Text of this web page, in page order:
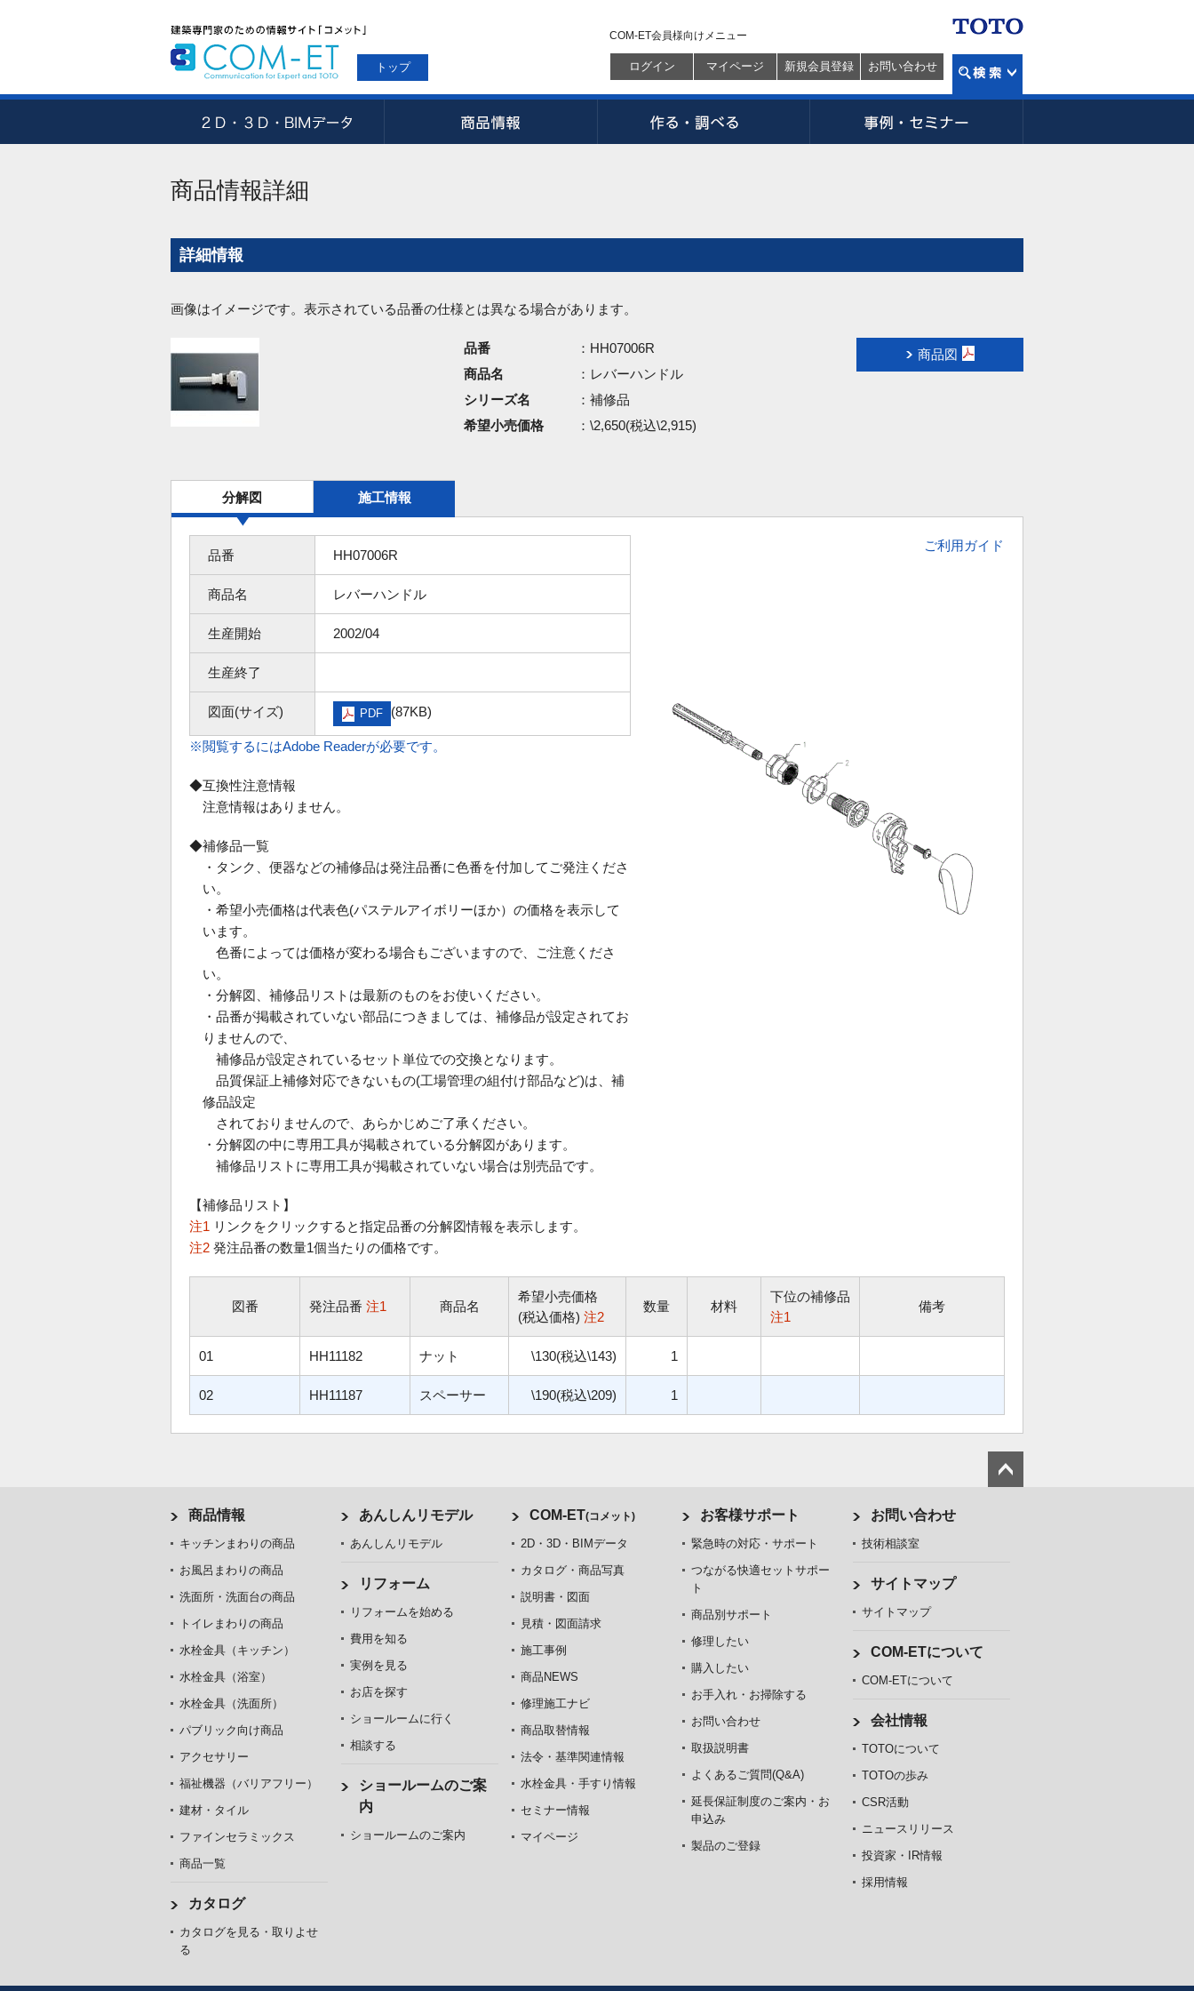
トップ
COM-ET会員様向けメニュー
ログイン マイページ 新規会員登録 お問い合わせ
商品情報詳細
詳細情報
画像はイメージです。表示されている品番の仕様とは異なる場合があります。
品番
：HH07006R
商品名
：レバーハンドル
シリーズ名
：補修品
希望小売価格
：\2,650(税込\2,915)
商品図
分解図 施工情報
品番 HH07006R
商品名 レバーハンドル
生産開始 2002/04
生産終了
図面(サイズ) PDF (87KB)
※閲覧するにはAdobe Readerが必要です。
◆互換性注意情報
注意情報はありません。
◆補修品一覧
・タンク、便器などの補修品は発注品番に色番を付加してご発注くださ
い。
・希望小売価格は代表色(パステルアイボリーほか）の価格を表示して
います。
色番によっては価格が変わる場合もございますので、ご注意くださ
い。
・分解図、補修品リストは最新のものをお使いください。
・品番が掲載されていない部品につきましては、補修品が設定されてお
りませんので、
補修品が設定されているセット単位での交換となります。
品質保証上補修対応できないもの(工場管理の組付け部品など)は、補
修品設定
されておりませんので、あらかじめご了承ください。
・分解図の中に専用工具が掲載されている分解図があります。
補修品リストに専用工具が掲載されていない場合は別売品です。
ご利用ガイド
【補修品リスト】
注1 リンクをクリックすると指定品番の分解図情報を表示します。
注2 発注品番の数量1個当たりの価格です。
図番 発注品番 注1 商品名
希望小売価格
(税込価格) 注2
数量 材料
下位の補修品
注1
備考
01 HH11182 ナット \130(税込\143) 1
02 HH11187 スペーサー \190(税込\209) 1
商品情報
キッチンまわりの商品
お風呂まわりの商品
洗面所・洗面台の商品
トイレまわりの商品
水栓金具（キッチン）
水栓金具（浴室）
水栓金具（洗面所）
パブリック向け商品
アクセサリー
福祉機器（バリアフリー）
建材・タイル
ファインセラミックス
商品一覧
カタログ
カタログを見る・取りよせ
る
あんしんリモデル
あんしんリモデル
リフォーム
リフォームを始める
費用を知る
実例を見る
お店を探す
ショールームに行く
相談する
ショールームのご案
内
ショールームのご案内
COM-ET(コメット)
2D・3D・BIMデータ
カタログ・商品写真
説明書・図面
見積・図面請求
施工事例
商品NEWS
修理施工ナビ
商品取替情報
法令・基準関連情報
水栓金具・手すり情報
セミナー情報
マイページ
お客様サポート
緊急時の対応・サポート
つながる快適セットサポー
ト
商品別サポート
修理したい
購入したい
お手入れ・お掃除する
お問い合わせ
取扱説明書
よくあるご質問(Q&A)
延長保証制度のご案内・お
申込み
製品のご登録
お問い合わせ
技術相談室
サイトマップ
サイトマップ
COM-ETについて
COM-ETについて
会社情報
TOTOについて
TOTOの歩み
CSR活動
ニュースリリース
投資家・IR情報
採用情報